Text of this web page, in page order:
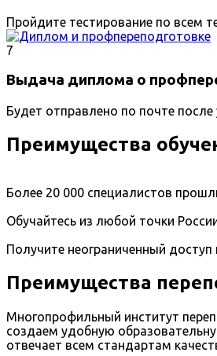
Пройдите тестирование по всем
7
Выдача диплома о
Будет отправлено по почте
Преимущества
Более 20 000 специалистов
Обучайтесь из любой точки
Получите неограниченный
Преимущества
Многопрофильный институт
создаем удобную
отвечает всем стандартам